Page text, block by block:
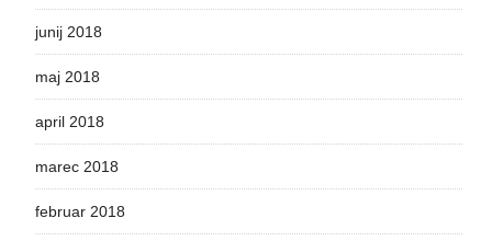
junij 2018
maj 2018
april 2018
marec 2018
februar 2018